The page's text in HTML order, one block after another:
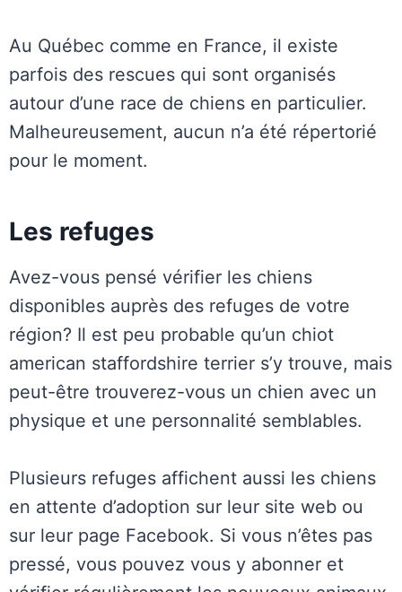
Au Québec comme en France, il existe
parfois des rescues qui sont organisés
autour d’une race de chiens en particulier.
Malheureusement, aucun n’a été répertorié
pour le moment.
Les refuges
Avez-vous pensé vérifier les chiens
disponibles auprès des refuges de votre
région? Il est peu probable qu’un chiot
american staffordshire terrier s’y trouve, mais
peut-être trouverez-vous un chien avec un
physique et une personnalité semblables.
Plusieurs refuges affichent aussi les chiens
en attente d’adoption sur leur site web ou
sur leur page Facebook. Si vous n’êtes pas
pressé, vous pouvez vous y abonner et